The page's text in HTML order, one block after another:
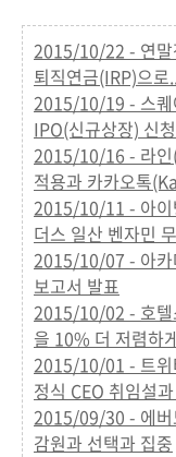
2015/10/22 - 연말
퇴직연금(IRP)으로
2015/10/19 - 스퀘
IPO(신규상장) 신
2015/10/16 - 라인
적용과 카카오톡
2015/10/11 - 아이
더스 일산 벤자민
2015/10/07 - 아카
보고서 발표
2015/10/02 - 호텔
을 10% 더 저렴하
2015/10/01 - 트
정식 CEO 취임설
2015/09/30 - 에
감원과 선택과 집중